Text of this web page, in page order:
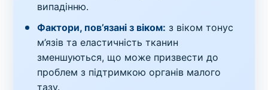
випадінню.
Фактори, пов’язані з віком: з віком тонус
м’язів та еластичність тканин
зменшуються, що може призвести до
проблем з підтримкою органів малого
тазу.